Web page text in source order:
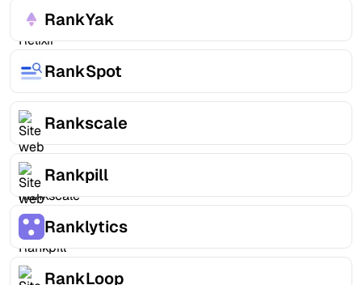
RankYak
RankSpot
Rankscale
Rankpill
Ranklytics
RankLoop